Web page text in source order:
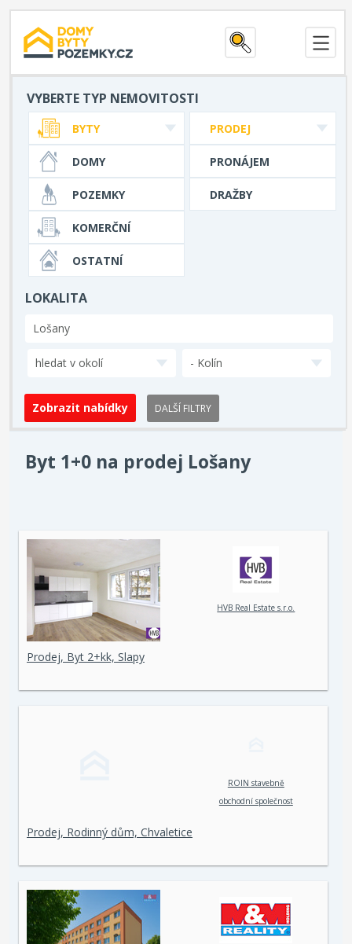
VYBERTE TYP NEMOVITOSTI
PRODEJ
PRONÁJEM
DRAŽBY
BYTY
DOMY
POZEMKY
KOMERČNÍ
OSTATNÍ
LOKALITA
hledat v okolí - Kolín
DALŠÍ FILTRY
Byt 1+0 na prodej Lošany
HVB Real Estate s.r.o.
Prodej, Byt 2+kk, Slapy
ROIN stavebně
obchodní společnost
Prodej, Rodinný dům, Chvaletice